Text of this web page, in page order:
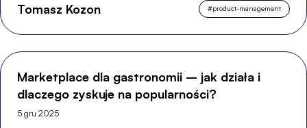
Tomasz Kozon #product-management
Marketplace dla gastronomii – jak działa i
dlaczego zyskuje na popularności?
5 gru 2025